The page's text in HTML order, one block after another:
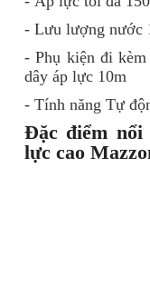
- Lưu lượng nước
- Phụ kiện đi kèm
dây áp lực 10m
- Tính năng Tự
Đặc điểm nổi
lực cao